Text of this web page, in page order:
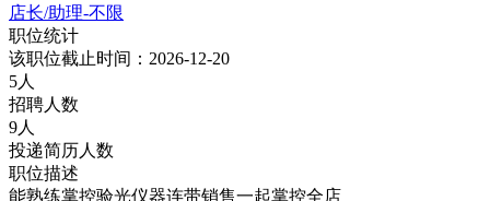
店长/助理-不限
职位统计
该职位截止时间：2026-12-20
5人
招聘人数
9人
投递简历人数
职位描述
能熟练掌控验光仪器连带销售一起掌控全店